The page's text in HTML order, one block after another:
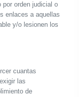
por orden judicial o
enlaces a aquellas
y/o lesionen los
cuantas
las
de